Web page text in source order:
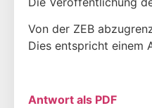
Von der ZEB
Dies entspricht einem
Antwort als PDF